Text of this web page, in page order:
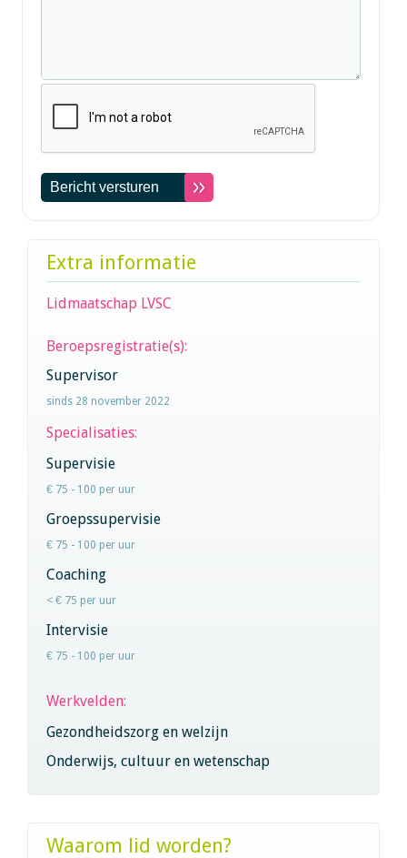
Extra informatie
Lidmaatschap LVSC
Beroepsregistratie(s):
Supervisor
sinds 28 november 2022
Specialisaties:
Supervisie
€ 75 - 100 per uur
Groepssupervisie
€ 75 - 100 per uur
Coaching
< € 75 per uur
Intervisie
€ 75 - 100 per uur
Werkvelden:
Gezondheidszorg en welzijn
Onderwijs, cultuur en wetenschap
Waarom lid worden?